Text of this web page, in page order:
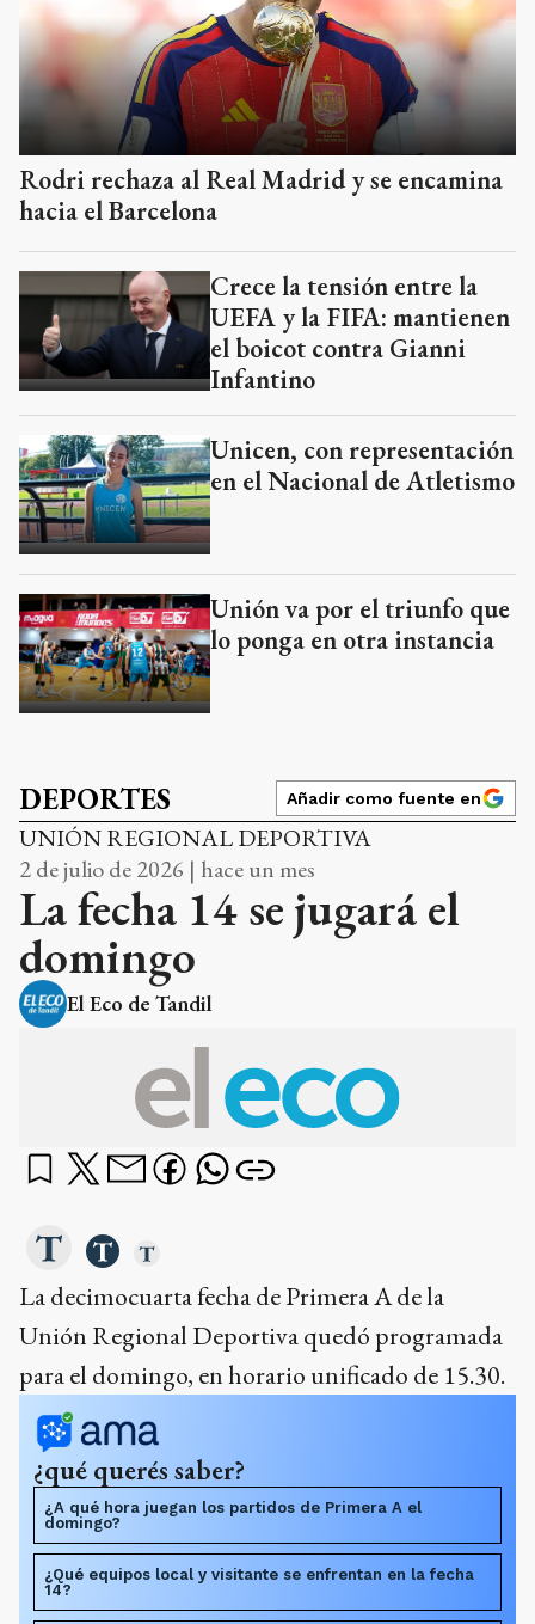
Rodri rechaza al Real Madrid y se encamina
hacia el Barcelona
Crece la tensión entre la
UEFA y la FIFA: mantienen
el boicot contra Gianni
Infantino
Unicen, con representación
en el Nacional de Atletismo
Unión va por el triunfo que
lo ponga en otra instancia
DEPORTES Añadir como fuente en
UNIÓN REGIONAL DEPORTIVA
2 de julio de 2026 | hace un mes
La fecha 14 se jugará el
domingo
El Eco de Tandil
La decimocuarta fecha de Primera A de la
Unión Regional Deportiva quedó programada
para el domingo, en horario unificado de 15.30.
¿qué querés saber?
¿A qué hora juegan los partidos de Primera A el
domingo?
¿Qué equipos local y visitante se enfrentan en la fecha
14?